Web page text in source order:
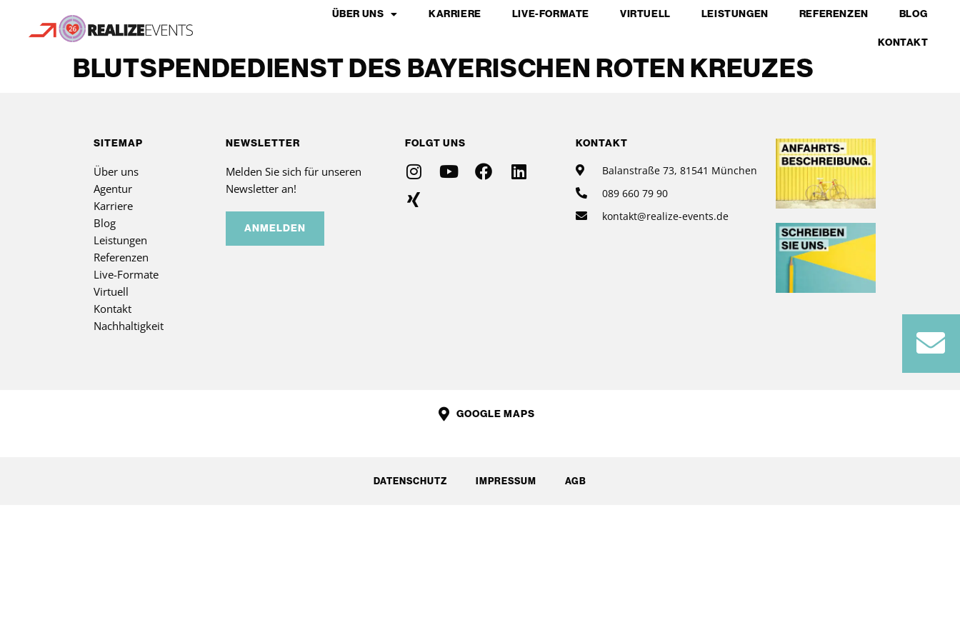
ÜBER UNS KARRIERE LIVE-FORMATE VIRTUELL LEISTUNGEN REFERENZEN BLOG
KONTAKT
BLUTSPENDEDIENST DES BAYERISCHEN ROTEN KREUZES
SITEMAP
Über uns
Agentur
Karriere
Blog
Leistungen
Referenzen
Live-Formate
Virtuell
Kontakt
Nachhaltigkeit
NEWSLETTER
Melden Sie sich für unseren
Newsletter an!
ANMELDEN
FOLGT UNS KONTAKT
Balanstraße 73, 81541 München
089 660 79 90
kontakt@realize-events.de
GOOGLE MAPS
DATENSCHUTZ IMPRESSUM AGB